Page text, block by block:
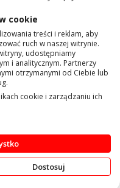
prawa zastrzeżone
cookie
treści i reklam, aby
ruch w naszej witrynie.
udostępniamy
i analitycznym. Partnerzy
otrzymanymi od Ciebie lub
cookie i zarządzaniu ich
Dostosuj